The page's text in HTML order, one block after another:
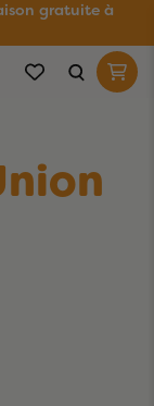
gratuite à